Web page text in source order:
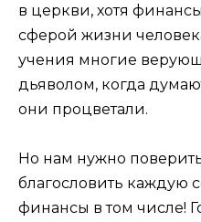
в церкви, хотя
сферой жизни
учения многие
дьяволом, когда
они процветали.
Но нам нужно
благословить каждую
финансы в том числе!